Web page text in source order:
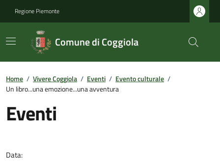
Regione Piemonte
Comune di Coggiola
Home / Vivere Coggiola / Eventi / Evento culturale /
Un libro...una emozione...una avventura
Eventi
Data: